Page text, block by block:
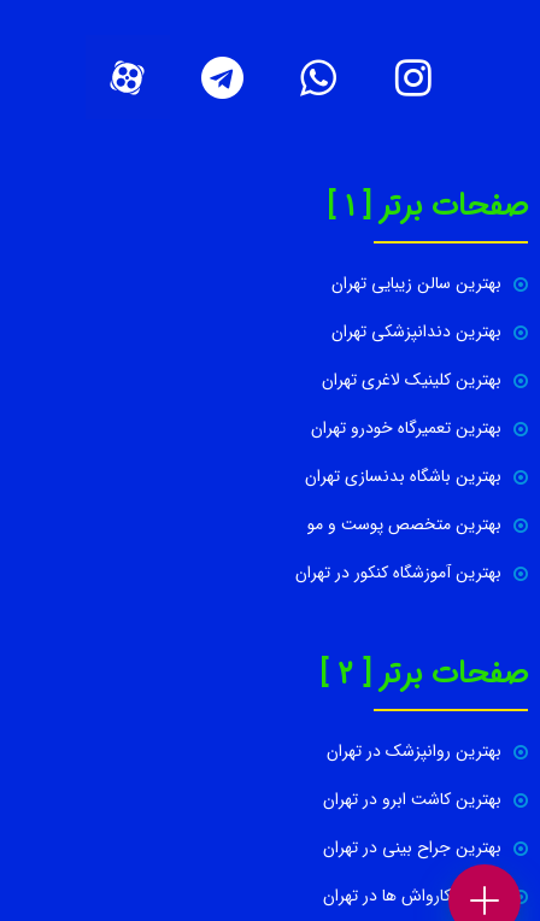
صفحات برتر [ 1 ]
بهترین سالن زیبایی تهران
بهترین دندانپزشکی تهران
بهترین کلینیک لاغری تهران
بهترین تعمیرگاه خودرو تهران
بهترین باشگاه بدنسازی تهران
بهترین متخصص پوست و مو
بهترین آموزشگاه کنکور در تهران
صفحات برتر [ 2 ]
بهترین روانپزشک در تهران
بهترین کاشت ابرو در تهران
بهترین جراح بینی در تهران
بهترین کارواش ها در تهران